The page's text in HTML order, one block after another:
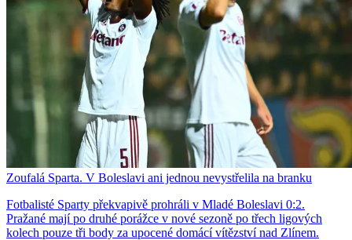
Zoufalá Sparta. V Boleslavi ani jednou nevystřelila na branku
Fotbalisté Sparty překvapivě prohráli v Mladé Boleslavi 0:2.
Pražané mají po druhé porážce v nové sezoně po třech ligových
kolech pouze tři body za upocené domácí vítězství nad Zlínem.